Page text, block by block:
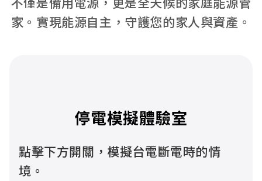
家。實現能源自主，守護您的家人與資產。
停電模擬體驗室
點擊下方開關，模擬台電斷電時的情
境。